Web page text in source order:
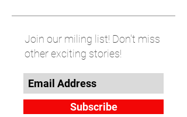
Join our miling list! Don't miss
other exciting stories!
Subscribe